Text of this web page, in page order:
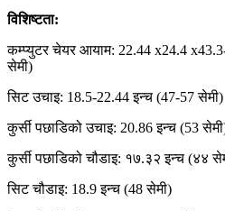
विशिष्टता:
कम्प्युटर चेयर आयाम: 22.44 x24.4
सेमी)
सिट उचाइ: 18.5-22.44 इन्च (47-57 सेमी)
कुर्सी पछाडिको उचाइ: 20.86 इन्च (53
कुर्सी पछाडिको चौडाइ: १७.३२ इन्च (४४
सिट चौडाइ: 18.9 इन्च (48 सेमी)